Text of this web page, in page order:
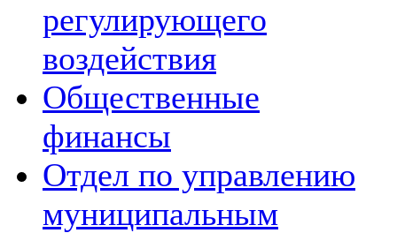
регулирующего
воздействия
Общественные
финансы
Отдел по управлению
муниципальным